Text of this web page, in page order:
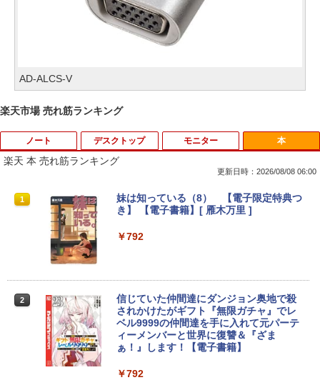
AD-ALCS-V
楽天市場 売れ筋ランキング
ノート デスクトップ モニター 本
楽天 本 売れ筋ランキング
更新日時：2026/08/08 06:00
1
妹は知っている（8） 【電子限定特典つ
き】 【電子書籍】[ 雁木万里 ]
￥792
2
信じていた仲間達にダンジョン奥地で殺
されかけたがギフト『無限ガチャ』でレ
ベル9999の仲間達を手に入れて元パーテ
ィーメンバーと世界に復讐＆『ざま
ぁ！』します！【電子書籍】
￥792